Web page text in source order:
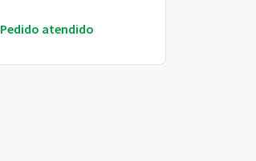
Pedido atendido